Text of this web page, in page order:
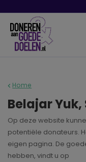
Home
Belajar Yuk,
Op deze website
potentiële donateurs.
eigen pagina. De
hebben, vindt u op